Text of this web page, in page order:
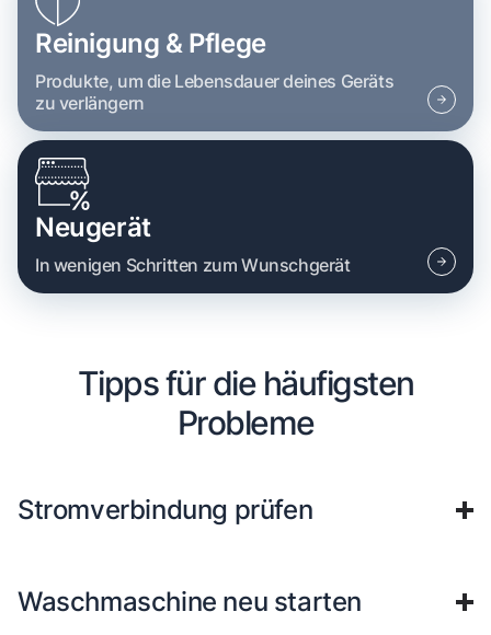
Reinigung & Pflege
Produkte, um die Lebensdauer deines Geräts
zu verlängern
Neugerät
In wenigen Schritten zum Wunschgerät
Tipps für die häufigsten
Probleme
Stromverbindung prüfen
Waschmaschine neu starten